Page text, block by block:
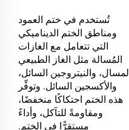
تُستخدم في ختم العمود
ومناطق الختم الديناميكي
التي تتعامل مع الغازات
المُسالة مثل الغاز الطبيعي
المسال، والنيتروجين السائل،
والأكسجين السائل. وتوفِّر
هذه الختم احتكاكًا منخفضًا،
ومقاومةً للتآكل، وأداءً
مستقرًّا في الختم.